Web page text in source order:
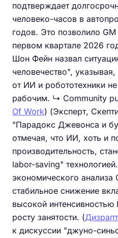
подтверждает
человеко-часов в
годов. Это позволило
первом квартале 2026
Шон Фейн назвал
человечество",
от ИИ и робототехники
рабочим. ↳ Community
Of Work) (Эксперт,
"Парадокс Джевонса и
отмечая, что ИИ, хоть и
производительность,
labor-saving"
экономического
стабильное снижение
высокой
росту занятости. (
к дискуссии "джуно-